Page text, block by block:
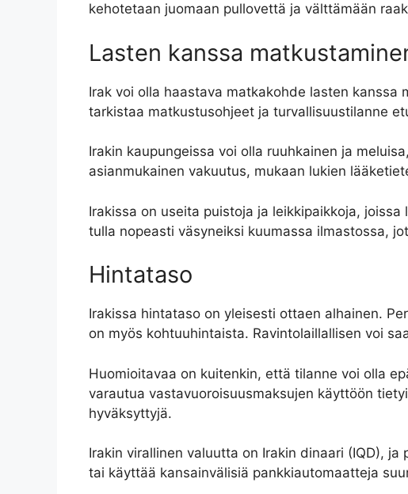
kehotetaan juomaan pullovettä ja välttämään
Lasten kanssa
Irak voi olla haastava matkakohde lasten
tarkistaa matkustusohjeet ja turvallisuustilanne
Irakin kaupungeissa voi olla ruuhkainen ja
asianmukainen vakuutus, mukaan lukien
Irakissa on useita puistoja ja leikkipaikkoja,
tulla nopeasti väsyneiksi kuumassa ilmastossa,
Hintataso
Irakissa hintataso on yleisesti ottaen alhainen.
on myös kohtuuhintaista. Ravintolaillallisen voi
Huomioitavaa on kuitenkin, että tilanne voi olla
varautua vastavuoroisuusmaksujen käyttöön
hyväksyttyjä.
Irakin virallinen valuutta on Irakin dinaari (IQD),
tai käyttää kansainvälisiä pankkiautomaatteja